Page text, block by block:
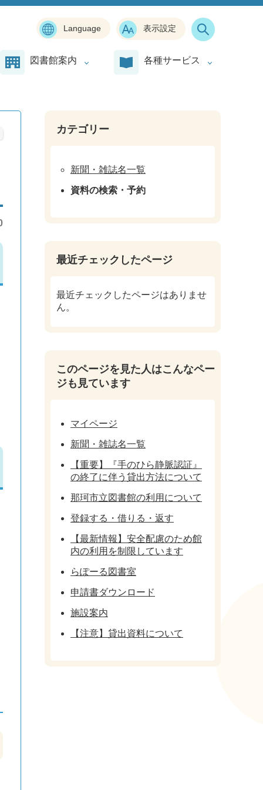
Language 表示設定
図書館案内 各種サービス
カテゴリー
新聞・雑誌名一覧
資料の検索・予約
最近チェックしたページ
最近チェックしたページはありませ
ん。
このページを見た人はこんなペー
ジも見ています
マイページ
新聞・雑誌名一覧
【重要】『手のひら静脈認証』
の終了に伴う貸出方法について
那珂市立図書館の利用について
登録する・借りる・返す
【最新情報】安全配慮のため館
内の利用を制限しています
らぽーる図書室
申請書ダウンロード
施設案内
【注意】貸出資料について